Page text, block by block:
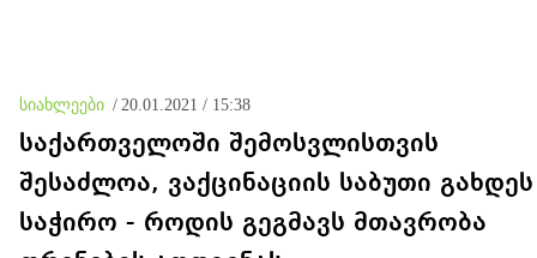
სიახლეები / 20.01.2021 / 15:38
საქართველოში შემოსვლისთვის
შესაძლოა, ვაქცინაციის საბუთი გახდეს
საჭირო - როდის გეგმავს მთავრობა